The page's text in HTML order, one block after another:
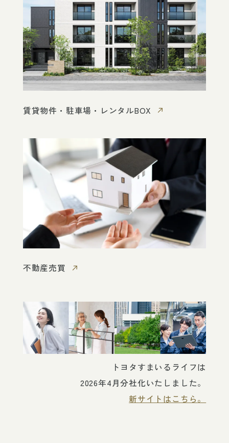
賃貸物件・駐車場・レンタルBOX
不動産売買
トヨタすまいるライフは
2026年4月分社化いたしました。
新サイトはこちら。